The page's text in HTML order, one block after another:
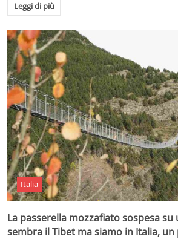
Leggi di più
Italia
La passerella mozzafiato sospesa
sembra il Tibet ma siamo in Italia,